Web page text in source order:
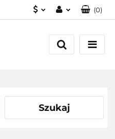
Zaloguj się
Załóż konto
(0)
Szukaj